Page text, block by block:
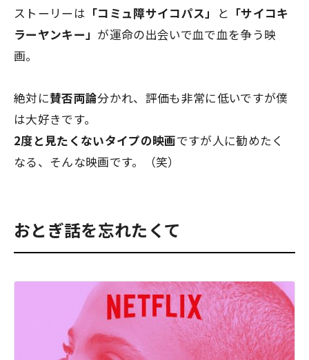
ストーリーは 「コミュ障サイコパス」 と 「サイコキ
ラーヤンキー」 が運命の出会いで血で血を争う映
画。
絶対に賛否両論分かれ、評価も非常に低いですが僕
は大好きです。
2度と見たくないタイプの映画ですが人に勧めたく
なる、そんな映画です。（笑）
おとぎ話を忘れたくて